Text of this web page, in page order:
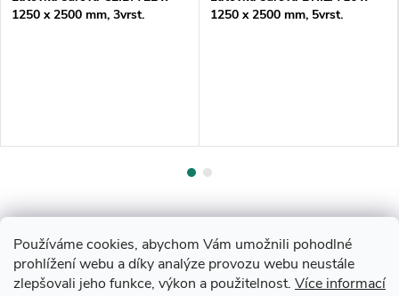
Používáme cookies, abychom Vám umožnili pohodlné
prohlížení webu a díky analýze provozu webu neustále
zlepšovali jeho funkce, výkon a použitelnost. Více informací
1250 x 2500 mm, 3vrst.
1250 x 2500 mm, 5vrst.